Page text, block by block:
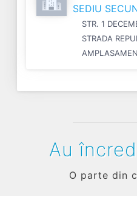
SEDIU
STR. 1
STRADA
Au
O parte din